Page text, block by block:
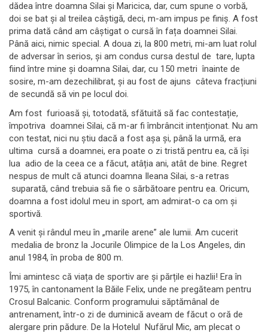
dădea între doamna Silai și Maricica, dar, cum spune o vorbă,
doi se bat și al treilea câștigă, deci, m-am impus pe finiș. A fost
prima dată când am câștigat o cursă în fața doamnei Silai.
Până aici, nimic special. A doua zi, la 800 metri, mi-am luat rolul
de adversar în serios, și am condus cursa destul de tare, lupta
fiind între mine și doamna Silai, dar, cu 150 metri înainte de
sosire, m-am dezechilibrat, și au fost de ajuns câteva fracțiuni
de secundă să vin pe locul doi.
Am fost furioasă și, totodată, sfătuită să fac contestație,
împotriva doamnei Silai, că m-ar fi îmbrâncit intenționat. Nu am
con testat, nici nu știu dacă a fost așa și, până la urmă, era
ultima cursă a doamnei, era poate o zi tristă pentru ea, că își
lua adio de la ceea ce a făcut, atâția ani, atât de bine. Regret
nespus de mult că atunci doamna Ileana Silai, s-a retras
suparată, când trebuia să fie o sărbătoare pentru ea. Oricum,
doamna a fost idolul meu in sport, am admirat-o ca om și
sportivă.
A venit și rândul meu în „marile arene” ale lumii. Am cucerit
medalia de bronz la Jocurile Olimpice de la Los Angeles, din
anul 1984, în proba de 800 m.
Îmi amintesc că viața de sportiv are și părțile ei hazlii! Era în
1975, în cantonament la Băile Felix, unde ne pregăteam pentru
Crosul Balcanic. Conform programului săptămânal de
antrenament, într-o zi de duminică aveam de făcut o oră de
alergare prin pădure. De la Hotelul Nufărul Mic, am plecat o